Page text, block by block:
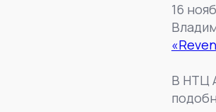
16
В НТЦ